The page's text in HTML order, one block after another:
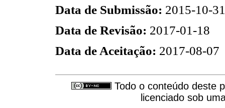
Data de Submissão: 2015-10-31
Data de Revisão: 2017-01-18
Data de Aceitação: 2017-08-07
Todo o conteúdo deste
licenciado sob